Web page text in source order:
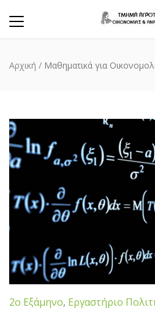
Αρχική / Μαθηματικά για
2ο Εξάμηνο, Εργαστήριο